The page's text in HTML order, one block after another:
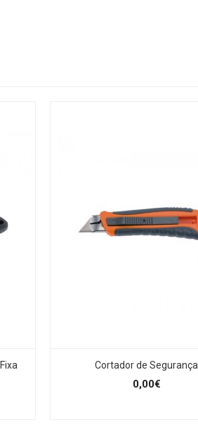
Cortador de Segurança
0,00€